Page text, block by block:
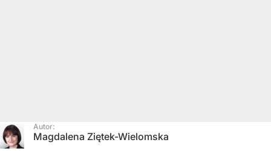
Autor:
Magdalena Ziętek-Wielomska